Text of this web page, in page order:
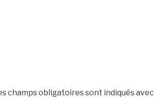
champs obligatoires sont indiqués avec